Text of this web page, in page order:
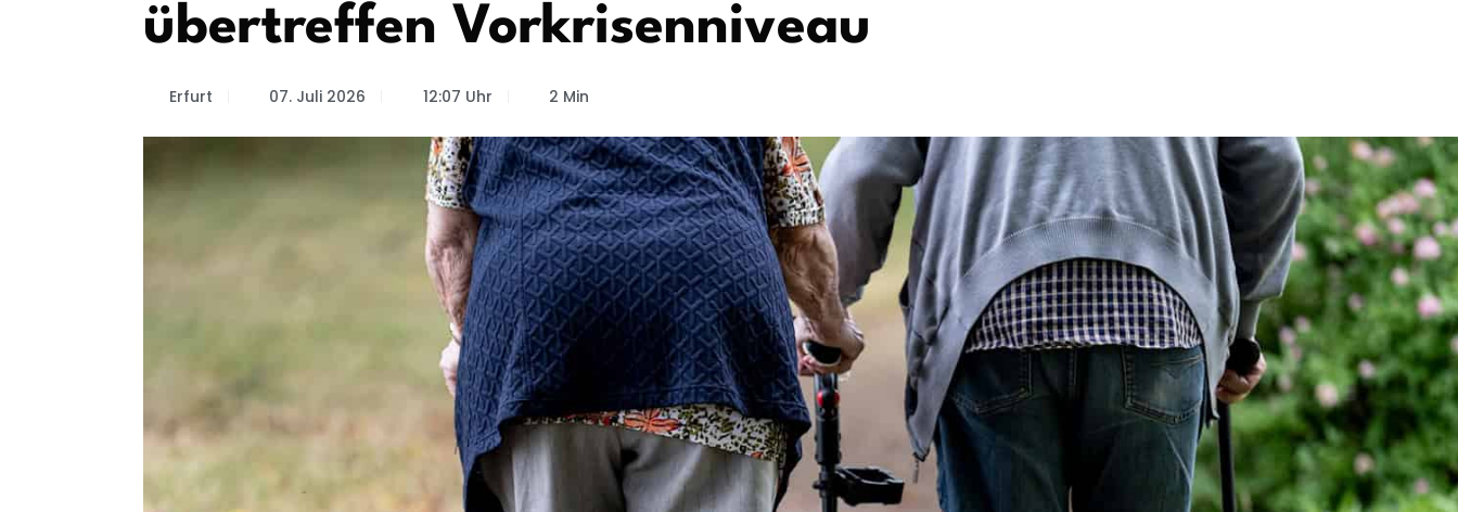
übertreffen Vorkrisenniveau
Erfurt 07. Juli 2026 12:07 Uhr 2 Min